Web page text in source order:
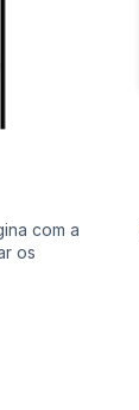
com a
os